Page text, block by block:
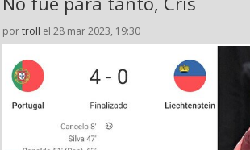
portroll el 28 mar 2023, 19:30